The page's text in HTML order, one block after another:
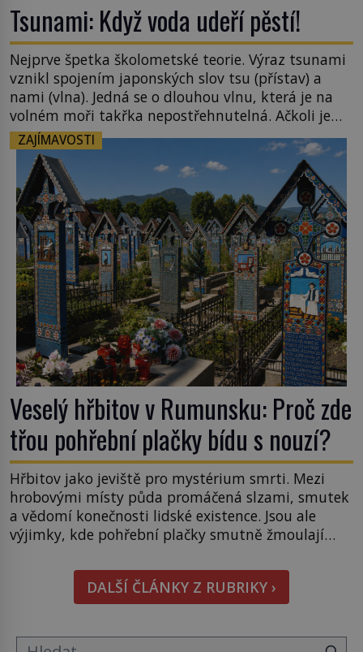
Tsunami: Když voda udeří pěstí!
Nejprve špetka školometské teorie. Výraz tsunami
vznikl spojením japonských slov tsu (přístav) a
nami (vlna). Jedná se o dlouhou vlnu, která je na
volném moři takřka nepostřehnutelná. Ačkoli je
vlnová délka tsunami i 300 kilometrů, výška vlny
na volném moři je maximálně 1,5 metru. Máme se
podobné obří vlny obávat i v Evropě? Vznik
tsunami si […]
ZAJÍMAVOSTI
Veselý hřbitov v Rumunsku: Proč zde
třou pohřební plačky bídu s nouzí?
Hřbitov jako jeviště pro mystérium smrti. Mezi
hrobovými místy půda promáčená slzami, smutek
a vědomí konečnosti lidské existence. Jsou ale
výjimky, kde pohřební plačky smutně žmoulají
pohledu na výši vyměřené podpory
v nezaměstnanosti. Kam vás pozveme? Unikátní
hřbitov, který si vysloužil název „Veselý“, najdeme
DALŠÍ ČLÁNKY Z RUBRIKY ›